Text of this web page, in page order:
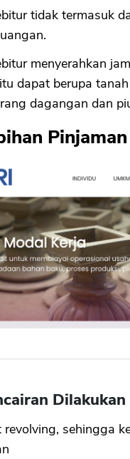
tidak termasuk
menyerahkan
dapat berupa
dagangan dan
revolving, sehingga